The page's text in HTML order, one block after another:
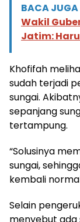
BACA JUGA
Wakil
Jatim:
Khofifah
sudah terjadi
sungai.
sepanjang
tertampung.
“Solusinya
sungai,
kembali
Selain
menyebut ada